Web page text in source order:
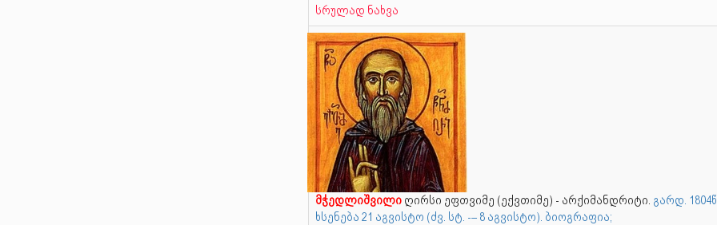
სრულად ნახვა
მჭედლიშვილიღირსი ეფთვიმე (ექვთიმე) - არქიმანდრიტი. გარდ.
ხსენება 21 აგვისტო (ძვ. სტ. -– 8 აგვისტო). ბიოგრაფია;